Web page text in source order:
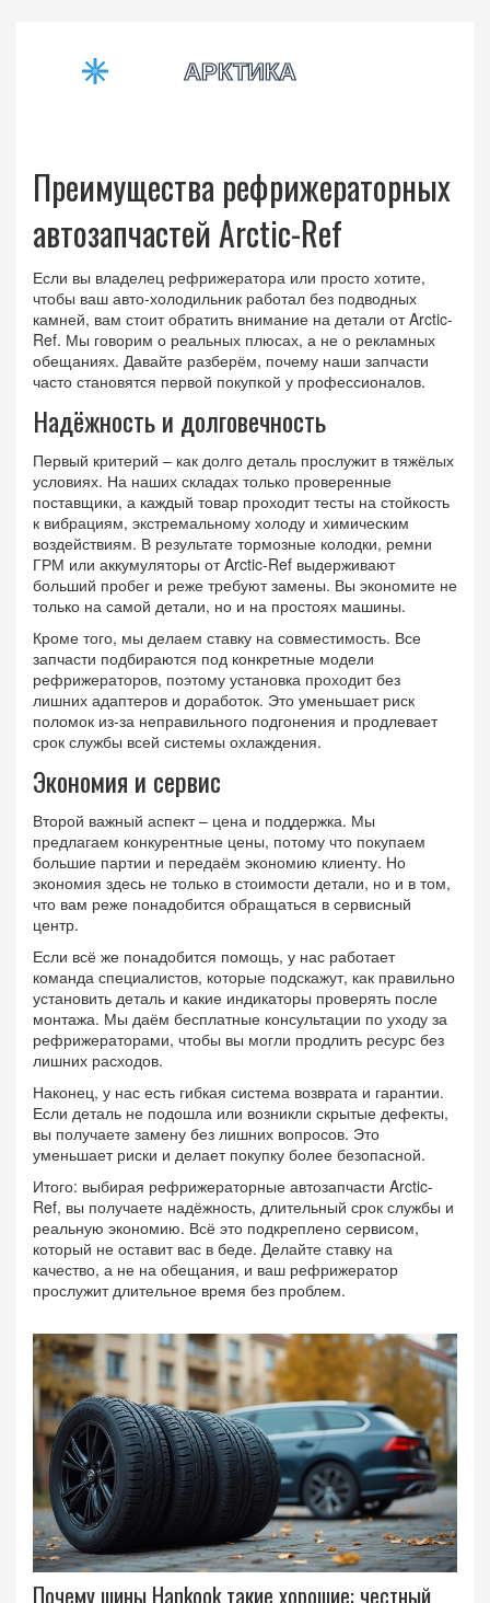
Преимущества рефрижераторных
автозапчастей Arctic-Ref
Если вы владелец рефрижератора или просто хотите,
чтобы ваш авто‑холодильник работал без подводных
камней, вам стоит обратить внимание на детали от Arctic-
Ref. Мы говорим о реальных плюсах, а не о рекламных
обещаниях. Давайте разберём, почему наши запчасти
часто становятся первой покупкой у профессионалов.
Надёжность и долговечность
Первый критерий – как долго деталь прослужит в тяжёлых
условиях. На наших складах только проверенные
поставщики, а каждый товар проходит тесты на стойкость
к вибрациям, экстремальному холоду и химическим
воздействиям. В результате тормозные колодки, ремни
ГРМ или аккумуляторы от Arctic-Ref выдерживают
больший пробег и реже требуют замены. Вы экономите не
только на самой детали, но и на простоях машины.
Кроме того, мы делаем ставку на совместимость. Все
запчасти подбираются под конкретные модели
рефрижераторов, поэтому установка проходит без
лишних адаптеров и доработок. Это уменьшает риск
поломок из‑за неправильного подгонения и продлевает
срок службы всей системы охлаждения.
Экономия и сервис
Второй важный аспект – цена и поддержка. Мы
предлагаем конкурентные цены, потому что покупаем
большие партии и передаём экономию клиенту. Но
экономия здесь не только в стоимости детали, но и в том,
что вам реже понадобится обращаться в сервисный
центр.
Если всё же понадобится помощь, у нас работает
команда специалистов, которые подскажут, как правильно
установить деталь и какие индикаторы проверять после
монтажа. Мы даём бесплатные консультации по уходу за
рефрижераторами, чтобы вы могли продлить ресурс без
лишних расходов.
Наконец, у нас есть гибкая система возврата и гарантии.
Если деталь не подошла или возникли скрытые дефекты,
вы получаете замену без лишних вопросов. Это
уменьшает риски и делает покупку более безопасной.
Итого: выбирая рефрижераторные автозапчасти Arctic-
Ref, вы получаете надёжность, длительный срок службы и
реальную экономию. Всё это подкреплено сервисом,
который не оставит вас в беде. Делайте ставку на
качество, а не на обещания, и ваш рефрижератор
прослужит длительное время без проблем.
Почему шины Hankook такие хорошие: честный